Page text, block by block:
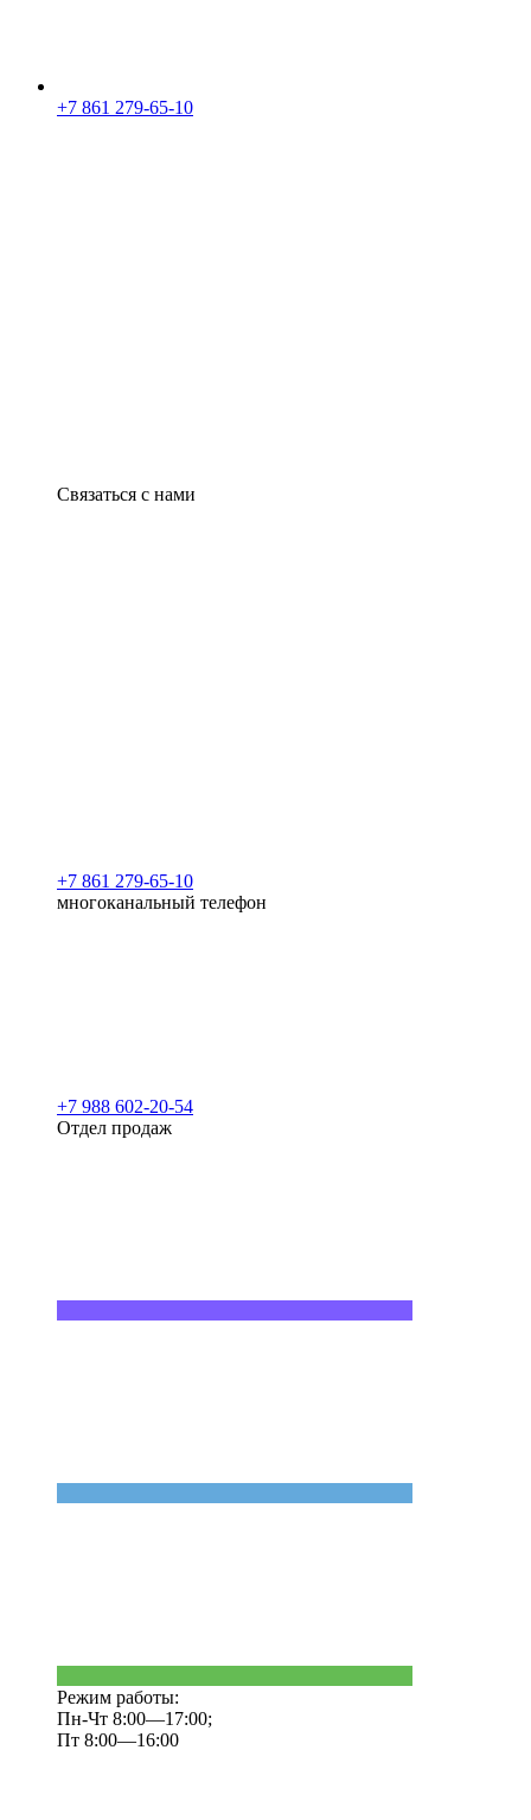
+7 861 279-65-10
Связаться с нами
+7 861 279-65-10
многоканальный телефон
+7 988 602-20-54
Отдел продаж
Режим работы:
Пн-Чт 8:00—17:00;
Пт 8:00—16:00